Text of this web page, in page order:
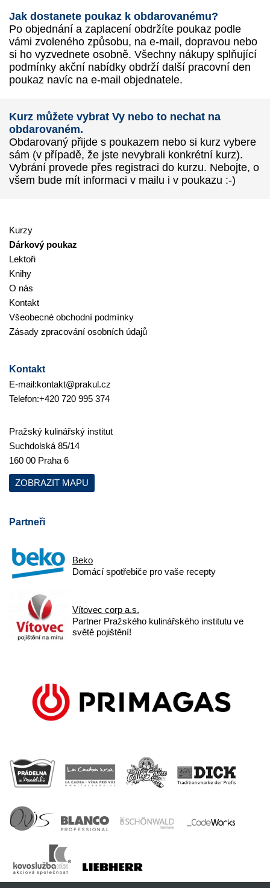
Jak dostanete poukaz k obdarovanému?
Po objednání a zaplacení obdržíte poukaz podle
vámi zvoleného způsobu, na e-mail, dopravou nebo
si ho vyzvednete osobně. Všechny nákupy splňující
podmínky akční nabídky obdrží další pracovní den
poukaz navíc na e-mail objednatele.
Kurz můžete vybrat Vy nebo to nechat na
obdarovaném.
Obdarovaný přijde s poukazem nebo si kurz vybere
sám (v případě, že jste nevybrali konkrétní kurz).
Vybrání provede přes registraci do kurzu. Nebojte, o
všem bude mít informaci v mailu i v poukazu :-)
Kurzy
Dárkový poukaz
Lektoři
Knihy
O nás
Kontakt
Všeobecné obchodní podmínky
Zásady zpracování osobních údajů
Kontakt
E-mail:kontakt@prakul.cz
Telefon:+420 720 995 374
Pražský kulinářský institut
Suchdolská 85/14
160 00 Praha 6
ZOBRAZIT MAPU
Partneři
Beko
Domácí spotřebiče pro vaše recepty
Vítovec corp a.s.
Partner Pražského kulinářského institutu ve
světě pojištění!